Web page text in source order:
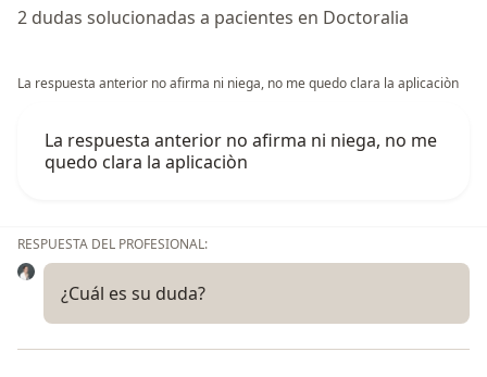
2 dudas solucionadas a pacientes en Doctoralia
La respuesta anterior no afirma ni niega, no me quedo clara la aplicaciòn
La respuesta anterior no afirma ni niega, no me
quedo clara la aplicaciòn
RESPUESTA DEL PROFESIONAL:
¿Cuál es su duda?